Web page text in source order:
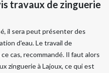
travaux de zinguerie
il sera peut présenter des
d'eau. Le travail de
cas, recommandé. Il faut alors
zinguerie à Lajoux, ce qui est